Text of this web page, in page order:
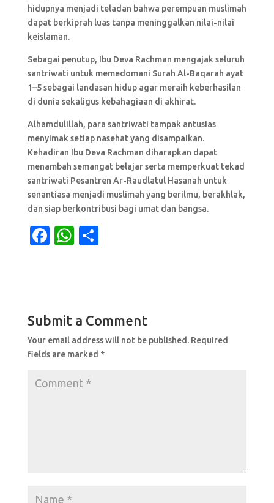
hidupnya menjadi teladan bahwa perempuan muslimah
dapat berkiprah luas tanpa meninggalkan nilai-nilai
keislaman.
Sebagai penutup, Ibu Deva Rachman mengajak seluruh
santriwati untuk memedomani Surah Al-Baqarah ayat
1–5 sebagai landasan hidup agar meraih keberhasilan
di dunia sekaligus kebahagiaan di akhirat.
Alhamdulillah, para santriwati tampak antusias
menyimak setiap nasehat yang disampaikan.
Kehadiran Ibu Deva Rachman diharapkan dapat
menambah semangat belajar serta memperkuat tekad
santriwati Pesantren Ar-Raudlatul Hasanah untuk
senantiasa menjadi muslimah yang berilmu, berakhlak,
dan siap berkontribusi bagi umat dan bangsa.
F
b
o
o
W
A
p
p
S
Submit a Comment
Your email address will not be published. Required
fields are marked *